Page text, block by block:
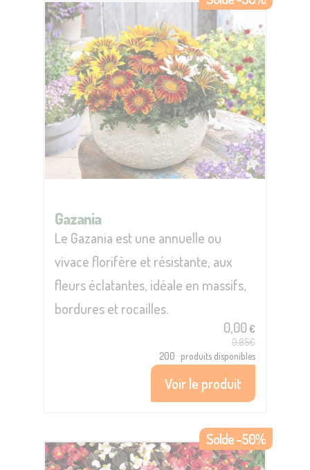
Gazania
Le Gazania est une annuelle ou
vivace florifère et résistante, aux
fleurs éclatantes, idéale en massifs,
bordures et rocailles.
0,00€
0,85€
200 produits disponibles
Voir le produit
Solde -50%